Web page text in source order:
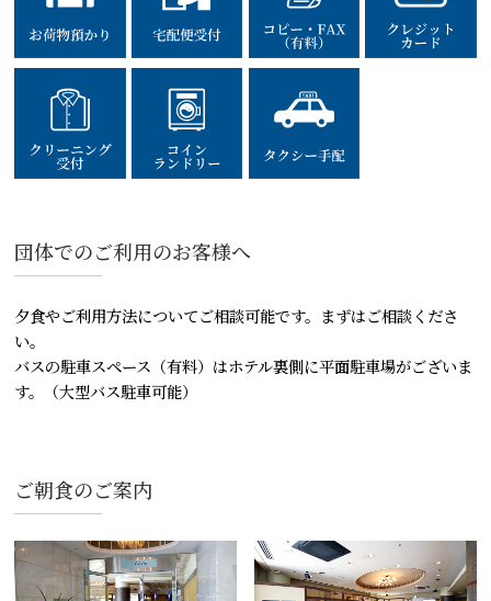
団体でのご利用のお客様へ
夕食やご利用方法についてご相談可能です。まずはご相談くださ
い。
バスの駐車スペース（有料）はホテル裏側に平面駐車場がございま
す。（大型バス駐車可能）
ご朝食のご案内